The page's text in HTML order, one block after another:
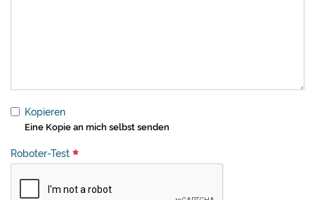
Kopieren
Eine Kopie an mich selbst senden
Roboter-Test